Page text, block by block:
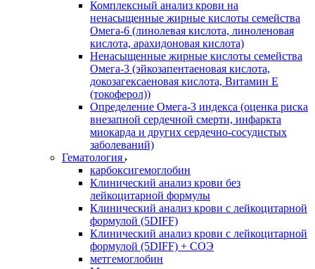
Комплексный анализ крови на
ненасыщенные жирные кислоты семейства
Омега-6 (линолевая кислота, линоленовая
кислота, арахидоновая кислота)
Ненасыщенные жирные кислоты семейства
Омега-3 (эйкозапентаеновая кислота,
докозагексаеновая кислота, Витамин E
(токоферол))
Определение Омега-3 индекса (оценка риска
внезапной сердечной смерти, инфаркта
миокарда и других сердечно-сосудистых
заболеваний)
Гематология
карбоксигемоглобин
Клинический анализ крови без
лейкоцитарной формулы
Клинический анализ крови с лейкоцитарной
формулой (5DIFF)
Клинический анализ крови с лейкоцитарной
формулой (5DIFF) + СОЭ
метгемоглобин